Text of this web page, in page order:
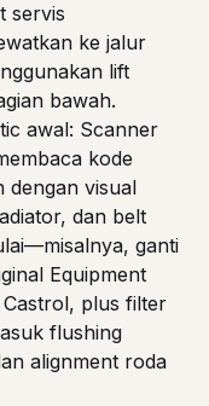
servis
ke jalur
lift
bawah.
awal: Scanner
kode
dengan visual
dan belt
ganti
Equipment
plus filter
flushing
alignment roda